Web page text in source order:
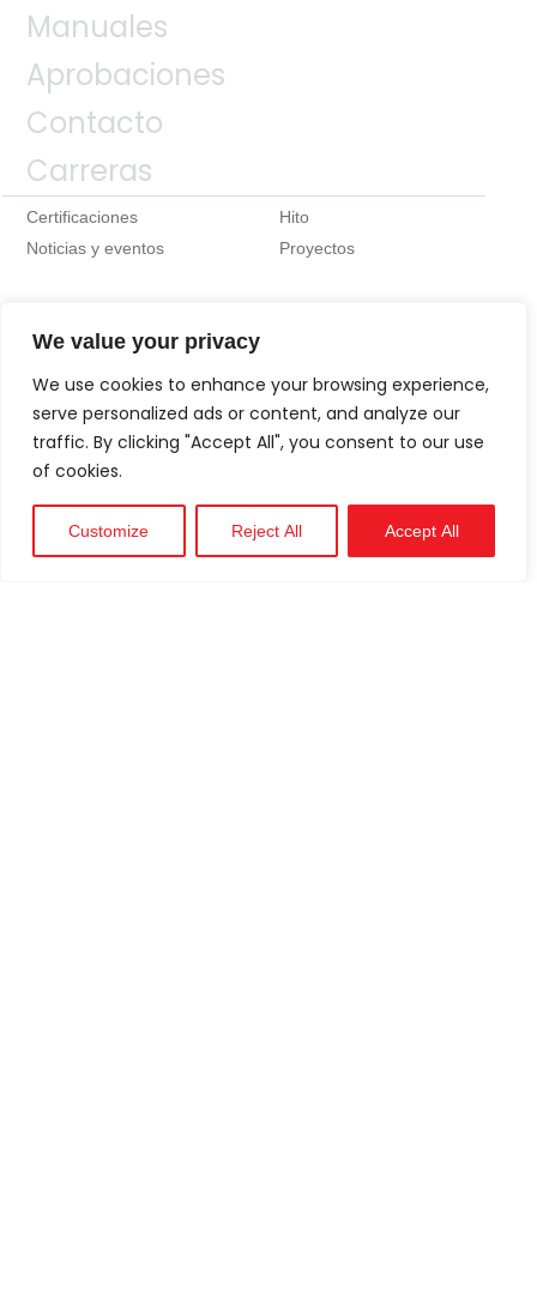
We value your privacy
We use cookies to enhance your browsing experience,
serve personalized ads or content, and analyze our
traffic. By clicking "Accept All", you consent to our use
of cookies.
Customize Reject All Accept All
Manuales
Aprobaciones
Contacto
Carreras
Certificaciones
Hito
Noticias y eventos
Proyectos